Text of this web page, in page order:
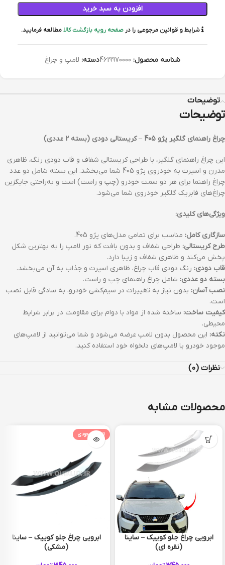
افزودن به سبد خرید
شرایط و قوانین مرجوعی را درصفحه رویه بازگشت کالامطالعه فرمایید.
شناسه محصول: 4619970000دسته: لامپ و چراغ
توضیحات
توضیحات
چراغ راهنمای گلگیر پژو 405 – کریستالی دودی (بسته 2 عددی)
این چراغ راهنمای گلگیر، با طراحی کریستالی شفاف و قاب دودی رنگ، ظاهری
مدرن و اسپرت به خودروی پژو 405 شما می‌بخشد. این بسته شامل دو عدد
چراغ راهنما برای هر دو سمت خودرو (چپ و راست) است و به‌راحتی جایگزین
چراغ‌های فابریک گلگیر خودروی شما می‌شود.
ویژگی‌های کلیدی:
سازگاری کامل: مناسب برای تمامی مدل‌های پژو 405.
طرح کریستالی: طراحی شفاف و بدون بافت که نور لامپ را به بهترین شکل
پخش می‌کند و ظاهری شفاف و زیبا دارد.
قاب دودی: رنگ دودی قاب چراغ، ظاهری اسپرت و جذاب به آن می‌بخشد.
بسته دو عددی: شامل چراغ راهنمای چپ و راست.
نصب آسان: بدون نیاز به تغییرات در سیم‌کشی خودرو، به سادگی قابل نصب
است.
کیفیت ساخت: ساخته شده از مواد با دوام برای مقاومت در برابر شرایط
محیطی.
نکته: این محصول بدون لامپ عرضه می‌شود و شما می‌توانید از لامپ‌های
موجود خودرو یا لامپ‌های دلخواه خود استفاده کنید.
نظرات (0)
محصولات مشابه
ابرویی چراغ جلو کوییک – ساینا
(نقره ای)
اتمام موجودی
ابرویی چراغ جلو کوییک – ساینا
(مشکی)